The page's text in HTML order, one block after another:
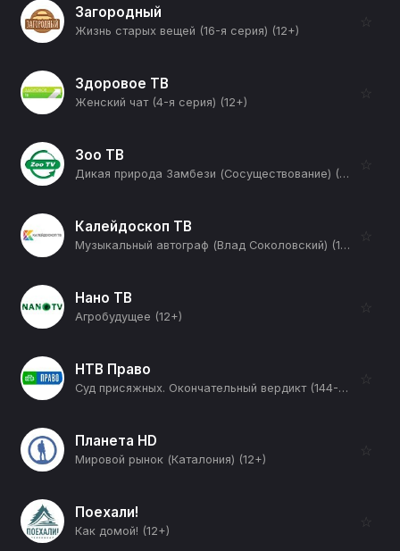
Загородный
Жизнь старых вещей (16-я серия) (12+)
☆
Здоровое ТВ
Женский чат (4-я серия) (12+)
☆
Зоо ТВ
Дикая природа Замбези (Сосуществование) (12+)
☆
Калейдоскоп ТВ
Музыкальный автограф (Влад Соколовский) (12+)
☆
Нано ТВ
Агробудущее (12+)
☆
НТВ Право
Суд присяжных. Окончательный вердикт (144-я серия) (12+)
☆
Планета HD
Мировой рынок (Каталония) (12+)
☆
Поехали!
Как домой! (12+)
☆